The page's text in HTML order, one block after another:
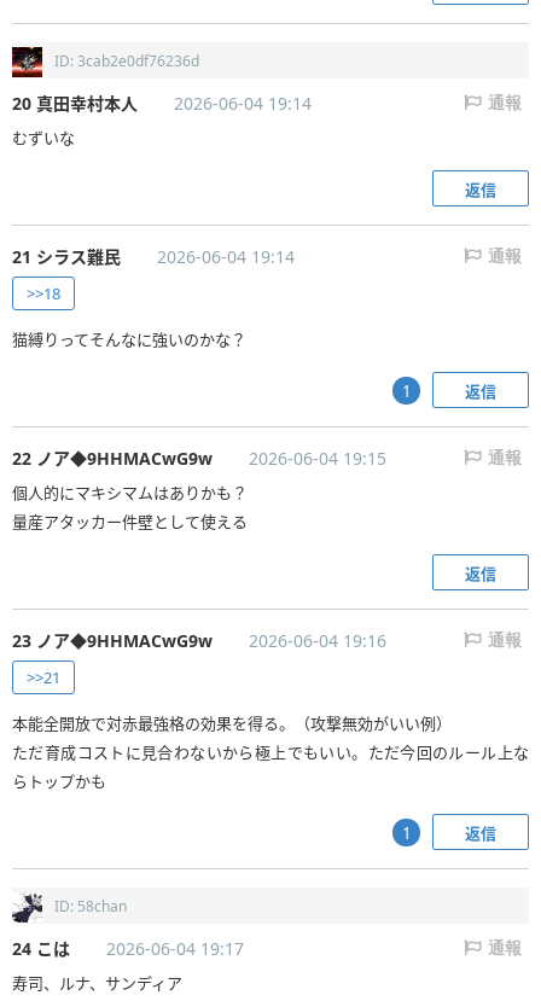
ID: 3cab2e0df76236d
20 真田幸村本人 2026-06-04 19:14 通報
むずいな
返信
21 シラス難民 2026-06-04 19:14 通報
>>18
猫縛りってそんなに強いのかな？
返信
1
22 ノア◆9HHMACwG9w 2026-06-04 19:15 通報
個人的にマキシマムはありかも？
量産アタッカー件壁として使える
返信
23 ノア◆9HHMACwG9w 2026-06-04 19:16 通報
>>21
本能全開放で対赤最強格の効果を得る。（攻撃無効がいい例）
ただ育成コストに見合わないから極上でもいい。ただ今回のルール上な
らトップかも
返信
1
ID: 58chan
24 こは 2026-06-04 19:17 通報
寿司、ルナ、サンディア